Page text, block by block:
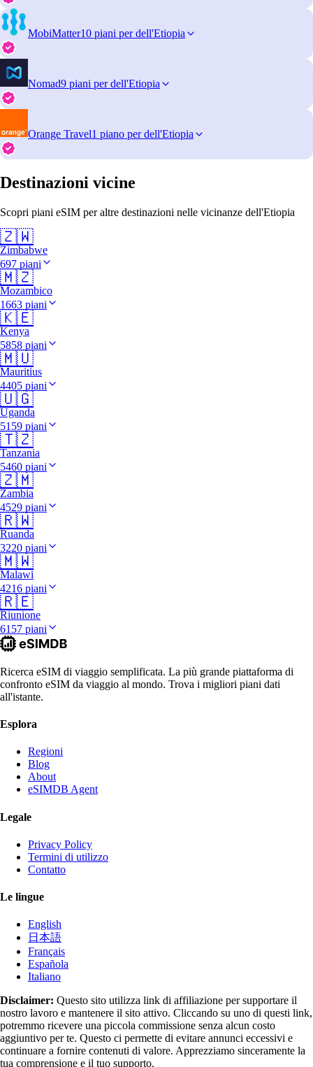
MobiMatter10 piani per dell'Etiopia
Nomad9 piani per dell'Etiopia
Orange Travel1 piano per dell'Etiopia
Destinazioni vicine
Scopri piani eSIM per altre destinazioni nelle vicinanze dell'Etiopia
🇿🇼
Zimbabwe
697 piani
🇲🇿
Mozambico
1663 piani
🇰🇪
Kenya
5858 piani
🇲🇺
Mauritius
4405 piani
🇺🇬
Uganda
5159 piani
🇹🇿
Tanzania
5460 piani
🇿🇲
Zambia
4529 piani
🇷🇼
Ruanda
3220 piani
🇲🇼
Malawi
4216 piani
🇷🇪
Riunione
6157 piani
Ricerca eSIM di viaggio semplificata. La più grande piattaforma di
confronto eSIM da viaggio al mondo. Trova i migliori piani dati
all'istante.
Esplora
Regioni
Blog
About
eSIMDB Agent
Legale
Privacy Policy
Termini di utilizzo
Contatto
Le lingue
English
日本語
Français
Española
Italiano
Disclaimer: Questo sito utilizza link di affiliazione per supportare il
nostro lavoro e mantenere il sito attivo. Cliccando su uno di questi link,
potremmo ricevere una piccola commissione senza alcun costo
aggiuntivo per te. Questo ci permette di evitare annunci eccessivi e
continuare a fornire contenuti di valore. Apprezziamo sinceramente la
tua comprensione e il tuo supporto.